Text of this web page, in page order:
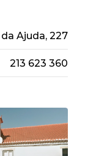
Ajuda, 227
213 623 360